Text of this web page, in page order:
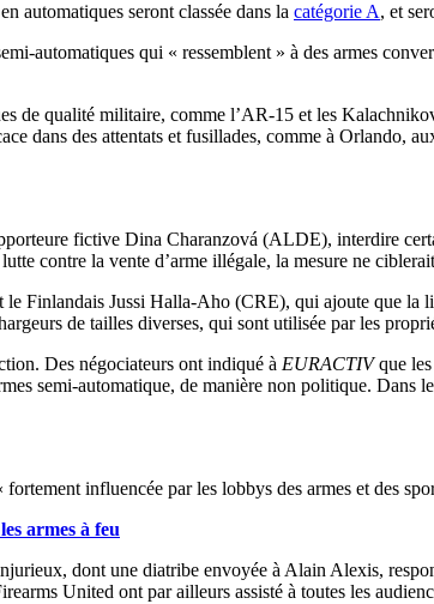
automatiques seront classée dans la catégorie A, et
automatiques qui « ressemblent » à des armes
de qualité militaire, comme l’AR-15 et les
dans des attentats et fusillades, comme à
fictive Dina Charanzová (ALDE), interdire
contre la vente d’arme illégale, la mesure ne
le Finlandais Jussi Halla-Aho (CRE), qui ajoute que
de tailles diverses, qui sont utilisée par les
Des négociateurs ont indiqué à EURACTIVque les
semi-automatique, de manière non politique. Dans
influencée par les lobbys des armes et des
armes à feu
dont une diatribe envoyée à Alain Alexis,
United ont par ailleurs assisté à toutes les